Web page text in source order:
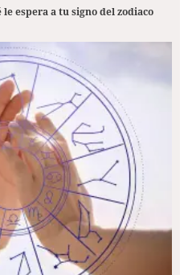
espera a tu signo del zodiaco